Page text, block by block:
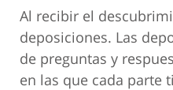
Al recibir el
deposiciones. Las
de preguntas y
en las que cada parte